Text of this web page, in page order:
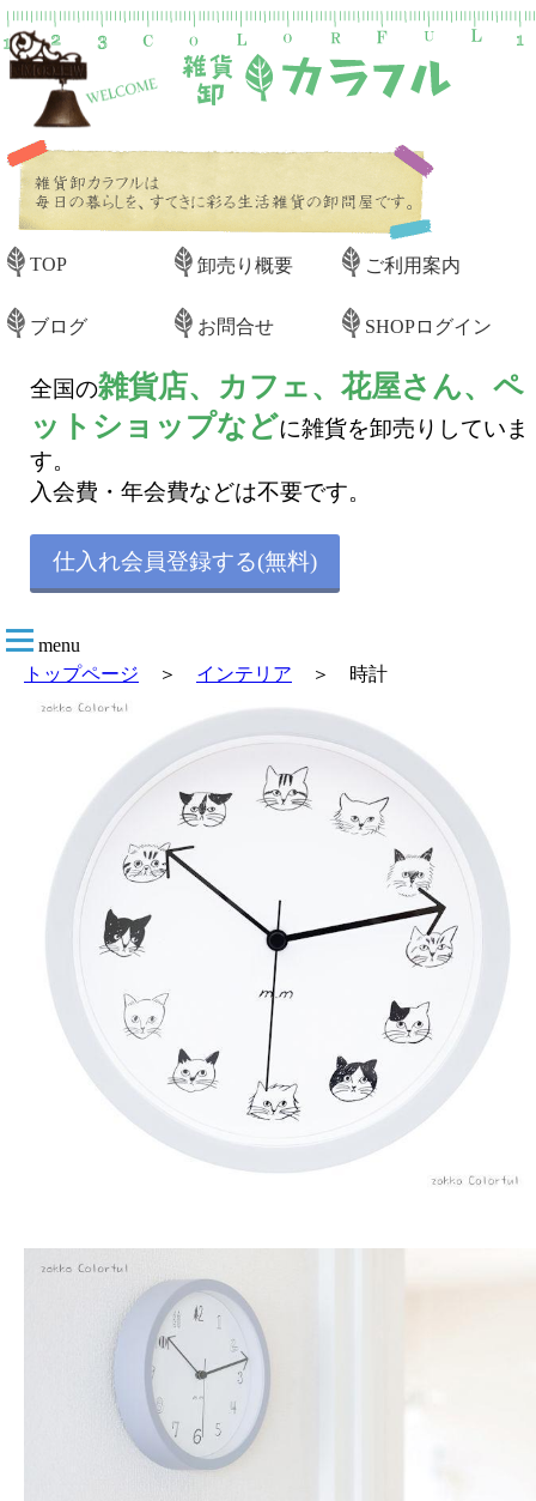
TOP 卸売り概要 ご利用案内
ブログ お問合せ SHOPログイン
全国の雑貨店、カフェ、花屋さん、ペ
ットショップなどに雑貨を卸売りしていま
す。
入会費・年会費などは不要です。
仕入れ会員登録する(無料)
menu
トップページ ＞ インテリア ＞ 時計